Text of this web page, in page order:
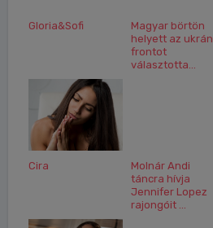
Gloria&Sofi
Magyar börtön
helyett az ukrán
frontot
választotta...
Cira
Molnár Andi
táncra hívja
Jennifer Lopez
rajongóit ...